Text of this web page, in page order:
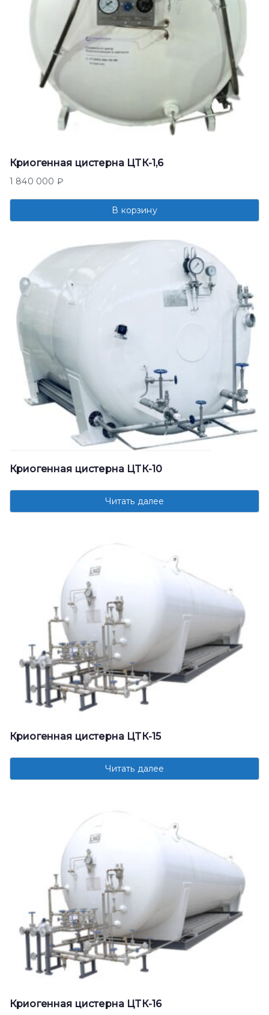
Криогенная цистерна ЦТК-1,6
1 840 000 ₽
В корзину
Криогенная цистерна ЦТК-10
Читать далее
Криогенная цистерна ЦТК-15
Читать далее
Криогенная цистерна ЦТК-16